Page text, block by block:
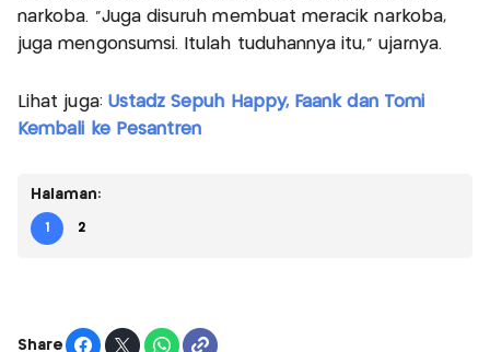
narkoba. "Juga disuruh membuat meracik narkoba,
juga mengonsumsi. Itulah tuduhannya itu," ujarnya.
Lihat juga: Ustadz Sepuh Happy, Faank dan Tomi
Kembali ke Pesantren
Halaman:
1 2
Share